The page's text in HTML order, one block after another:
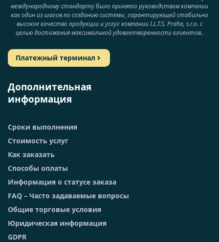
международному стандарту было принято руководством компании
как один из шагов по созданию системы, гарантирующей стабильно
высокое качество продукции и услуг компании I.L.T.S. Praha, s.r.o. с
целью достижения максимальной удовлетворенности клиентов..
Платежный терминал
Дополнительная
информация
Сроки выполнения
Стоимость услуг
Как заказать
Способы оплаты
Информация о статусе заказа
FAQ – Часто задаваемые вопросы
Общие торговые условия
Юридическая информация
GDPR